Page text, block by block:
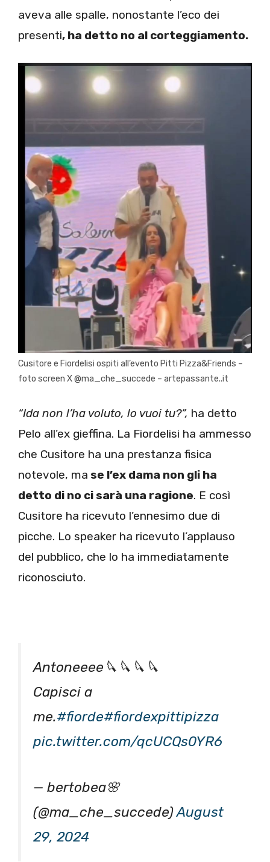
aveva alle spalle, nonostante l’eco dei
presenti, ha detto no al corteggiamento.
Cusitore e Fiordelisi ospiti all’evento Pitti Pizza&Friends –
foto screen X @ma_che_succede – artepassante..it
“Ida non l’ha voluto, lo vuoi tu?”, ha detto
Pelo all’ex gieffina. La Fiordelisi ha ammesso
che Cusitore ha una prestanza fisica
notevole, ma se l’ex dama non gli ha
detto di no ci sarà una ragione. E così
Cusitore ha ricevuto l’ennesimo due di
picche. Lo speaker ha ricevuto l’applauso
del pubblico, che lo ha immediatamente
riconosciuto.
Antoneeee🔪🔪🔪🔪
Capisci a
me.#fiorde#fiordexpittipizza
pic.twitter.com/qcUCQs0YR6
— bertobea🌸
(@ma_che_succede)August
29, 2024